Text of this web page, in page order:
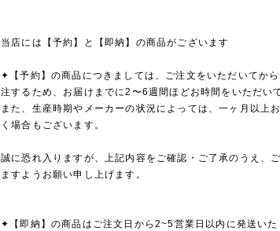
当店には【予約】と【即納】の商品がございます
✦【予約】の商品につきましては、ご注文をいただいてか
注するため、お届けまでに2〜6週間ほどお時間をいただい
また、生産時期やメーカーの状況によっては、一ヶ月以上
く場合もございます。
誠に恐れ入りますが、上記内容をご確認・ご了承のうえ、
ますようお願い申し上げます。
✦【即納】の商品はご注文日から2~5営業日以内に発送いた